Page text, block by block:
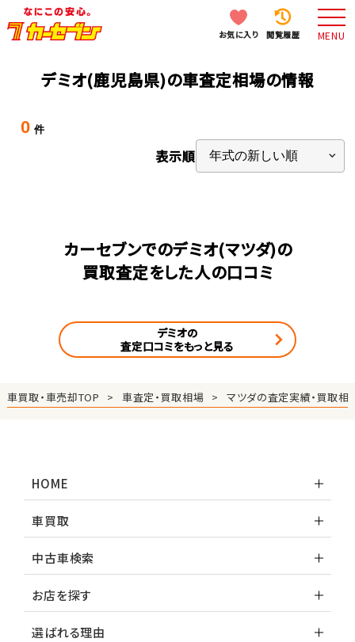
お気に入り 閲覧履歴 MENU
デミオ(鹿児島県)の車査定相場の情報
0 件
表示順
カーセブンでのデミオ(マツダ)の
買取査定をした人の口コミ
デミオの
査定口コミをもっと見る
車買取・車売却TOP 車査定・買取相場 マツダの査定実績・買取相
HOME
車買取
中古車検索
お店を探す
選ばれる理由